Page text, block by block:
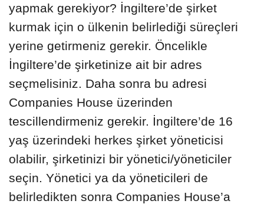
yapmak gerekiyor? İngiltere’de şirket
kurmak için o ülkenin belirlediği süreçleri
yerine getirmeniz gerekir. Öncelikle
İngiltere’de şirketinize ait bir adres
seçmelisiniz. Daha sonra bu adresi
Companies House üzerinden
tescillendirmeniz gerekir. İngiltere’de 16
yaş üzerindeki herkes şirket yöneticisi
olabilir, şirketinizi bir yönetici/yöneticiler
seçin. Yönetici ya da yöneticileri de
belirledikten sonra Companies House’a